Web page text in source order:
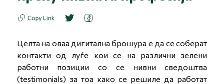
Целта на оваа дигитална брошура е да се соберат
контакти од луѓе кои се на различни зелени
работни позиции со се нивни сведоштва
(testimonials) за тоа како се решиле да работат